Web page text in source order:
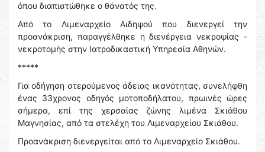
όπου διαπιστώθηκε ο θάνατός της.
Από το Λιμεναρχείο Αιδηψού που διενεργεί την
προανάκριση, παραγγέλθηκε η διενέργεια νεκροψίας -
νεκροτομής στην Ιατροδικαστική Υπηρεσία Αθηνών.
*****
Για οδήγηση στερούμενος άδειας ικανότητας, συνελήφθη
ένας 33χρονος οδηγός μοτοποδήλατου, πρωινές ώρες
σήμερα, επί της χερσαίας ζώνης λιμένα Σκιάθου
Μαγνησίας, από τα στελέχη του Λιμεναρχείου Σκιάθου.
Προανάκριση διενεργείται από το Λιμεναρχείο Σκιάθου.